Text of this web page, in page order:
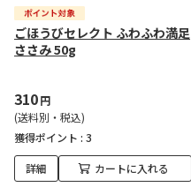
ごほうびセレクト ふわふわ満足
ささみ 50g
310円
(送料別・税込)
獲得ポイント : 3
詳細 カートに入れる